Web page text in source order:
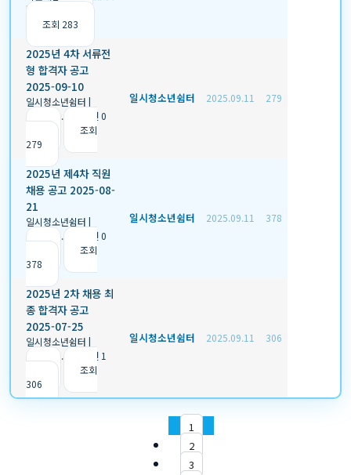
|
조회 283
2025년 4차 서류전
형 합격자 공고
2025-09-10
일시청소년쉼터 |
2025.09.11
추천 0
조회
279
일시청소년쉼터 2025.09.11 279
2025년 제4차 직원
채용 공고 2025-08-
21
일시청소년쉼터 |
2025.09.11
추천 0
조회
378
일시청소년쉼터 2025.09.11 378
2025년 2차 채용 최
종 합격자 공고
2025-07-25
일시청소년쉼터 |
2025.09.11
추천 1
조회
306
일시청소년쉼터 2025.09.11 306
1
2
3